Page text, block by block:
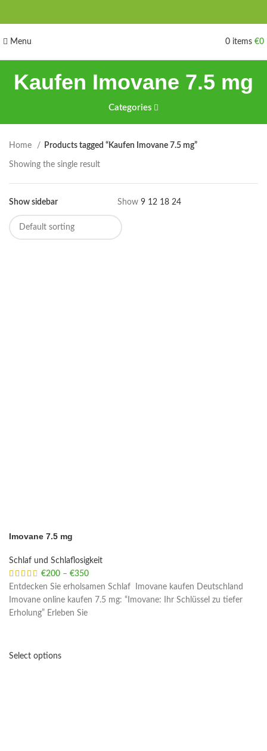
Menu 0 items €0
Kaufen Imovane 7.5 mg
Categories
Home Products tagged “Kaufen Imovane 7.5 mg”
Showing the single result
Show sidebar Show 9 12 18 24
Imovane 7.5 mg
Schlaf und Schlaflosigkeit
€200 – €350
Entdecken Sie erholsamen Schlaf Imovane kaufen Deutschland
Imovane online kaufen 7.5 mg: “Imovane: Ihr Schlüssel zu tiefer
Erholung” Erleben Sie
Select options